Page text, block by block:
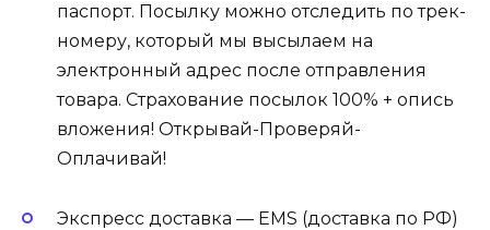
паспорт. Посылку можно отследить по трек-
номеру, который мы высылаем на
электронный адрес после отправления
товара. Страхование посылок 100% + опись
вложения! Открывай-Проверяй-
Оплачивай!
Экспресс доставка — EMS (доставка по РФ)